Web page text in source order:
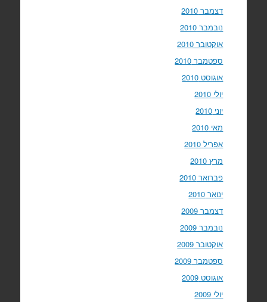
דצמבר 2010
נובמבר 2010
אוקטובר 2010
ספטמבר 2010
אוגוסט 2010
יולי 2010
יוני 2010
מאי 2010
אפריל 2010
מרץ 2010
פברואר 2010
ינואר 2010
דצמבר 2009
נובמבר 2009
אוקטובר 2009
ספטמבר 2009
אוגוסט 2009
יולי 2009